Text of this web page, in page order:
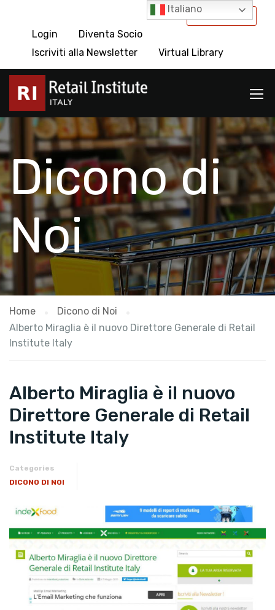
International
Login
Diventa Socio
Iscriviti alla Newsletter
Virtual Library
Dicono di
Noi
Home
Dicono di Noi
Alberto Miraglia è il nuovo Direttore Generale di Retail
Institute Italy
Alberto Miraglia è il nuovo
Direttore Generale di Retail
Institute Italy
Categories
DICONO DI NOI
Italiano